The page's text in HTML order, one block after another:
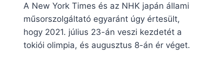
A New York Times és az NHK japán állami
műsorszolgáltató egyaránt úgy értesült,
hogy 2021. július 23-án veszi kezdetét a
tokiói olimpia, és augusztus 8-án ér véget.